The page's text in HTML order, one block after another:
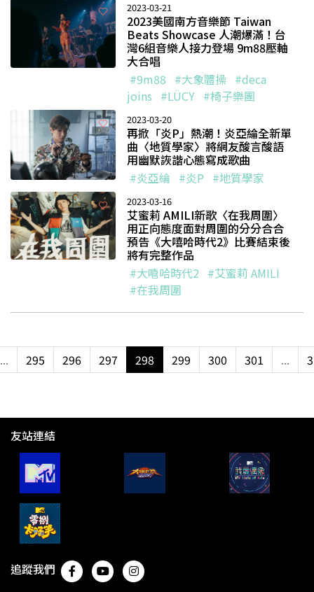
2023-03-21
2023美國南方音樂節 Taiwan
Beats Showcase 人潮爆滿！台
灣6組音樂人接力登場 9m88壓軸
大合唱
#9m88 #大象體操 #deca
joins #LÜCY #椅子樂團
2023-03-20
再掀「炎P」熱潮！炎亞綸全新單
曲〈地質學家〉將網友酸言酸語
用幽默詼諧心態寫成歌曲
#炎亞綸 #炎P #地質學家
2023-03-16
艾蜜莉 AMILI新歌〈在我周圍〉
用正向態度面對周圍的分分合合
預告《大嘻哈時代2》比賽結束後
將有完整作品
#大嘻哈時代2 #艾蜜莉 AMILI
#在我周圍
... 295 296 297 298 299 300 301 ...
友站連結
追蹤我們